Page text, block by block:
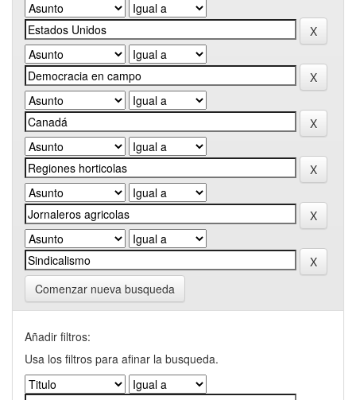
Comenzar nueva busqueda
Añadir filtros:
Usa los filtros para afinar la busqueda.